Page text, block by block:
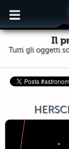
Il
Tutti gli oggetti